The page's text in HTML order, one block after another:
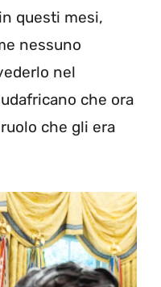
questi mesi,
nessuno
nel
che ora
che gli era